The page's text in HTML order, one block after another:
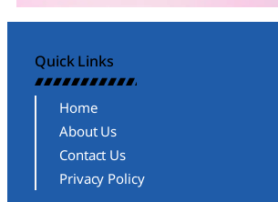
Quick Links
Home
About Us
Contact Us
Privacy Policy